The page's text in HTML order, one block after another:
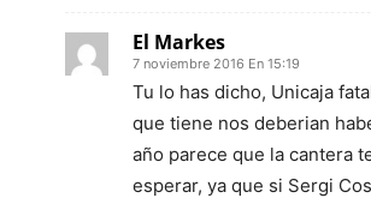
El Markes
7 noviembre 2016 En 15:19
Tu lo has dicho, Unicaja
que tiene nos deberian
año parece que la cantera
esperar, ya que si Sergi